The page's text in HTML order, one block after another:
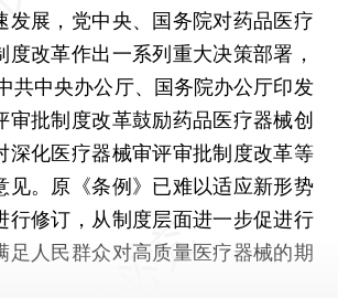
发展，党中央、国务院对药品医疗
度改革作出一系列重大决策部署，
共中央办公厅、国务院办公厅印发
审批制度改革鼓励药品医疗器械创
深化医疗器械审评审批制度改革等
见。原《条例》已难以适应新形势
行修订，从制度层面进一步促进行
足人民群众对高质量医疗器械的期